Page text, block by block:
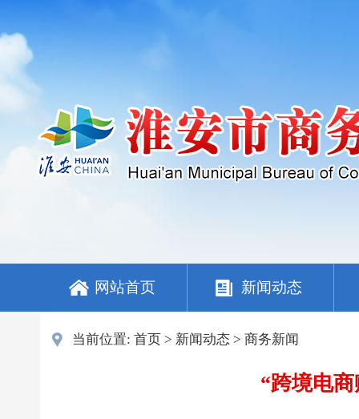
网站首页 新闻动态
当前位置: 首页 > 新闻动态 > 商务新闻
“跨境电